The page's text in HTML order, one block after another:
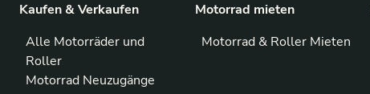
Kaufen & Verkaufen
Alle Motorräder und
Roller
Motorrad Neuzugänge
Motorrad mieten
Motorrad & Roller Mieten